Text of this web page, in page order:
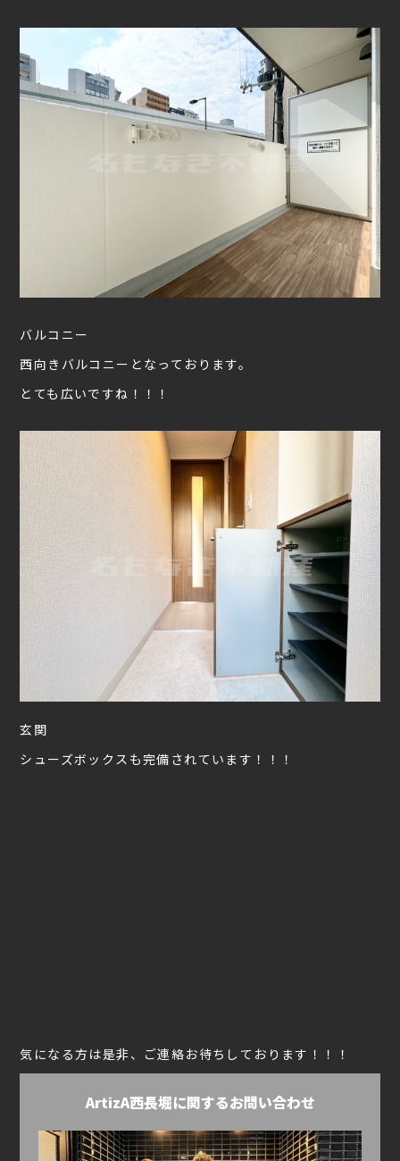
バルコニー
西向きバルコニーとなっております。
とても広いですね！！！
玄関
シューズボックスも完備されています！！！
気になる方は是非、ご連絡お待ちしております！！！
ArtizA西長堀に関するお問い合わせ